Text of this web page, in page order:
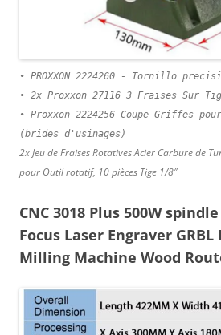
• PROXXON 2224260 - Tornillo
• 2x Proxxon 27116 3 Fraises Sur
• Proxxon 2224256 Coupe Griffes
(brides d'usinages)
2x Jeu de Fraises Rotatives Acier Carbure de
pour Outil rotatif, 10 pièces Tige 1/8″
CNC 3018 Plus 500W
Focus Laser Engraver GRBL
Milling Machine Wood